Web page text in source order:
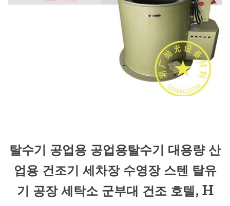
탈수기 공업용 공업용탈수기 대용량 산
업용 건조기 세차장 수영장 스텐 탈유
기 공장 세탁소 군부대 건조 호텔, H